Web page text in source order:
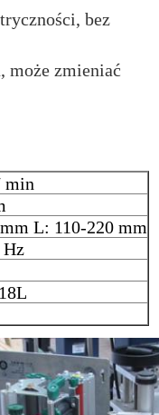
bez
może zmieniać
min
L: 110-220 mm
Hz